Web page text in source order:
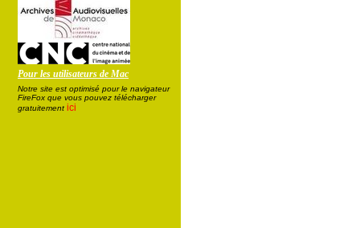
Pour les utilisateurs de Mac
Notre site est optimisé pour le navigateur
FireFox que vous pouvez télécharger
gratuitement ici